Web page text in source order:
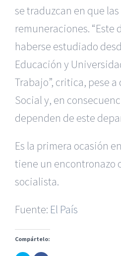
se traduzcan en que
remuneraciones. “Este
haberse estudiado
Educación y
Trabajo”, critica, pese
Social y, en
dependen de este
Es la primera ocasión
tiene un encontronazo
socialista.
Fuente: El País
Compártelo:
| Recursos Administrativos|
Abogados Alicante
Servicios de nuestra Firma |
|Formación para Abogados
Accidentes de Alicante